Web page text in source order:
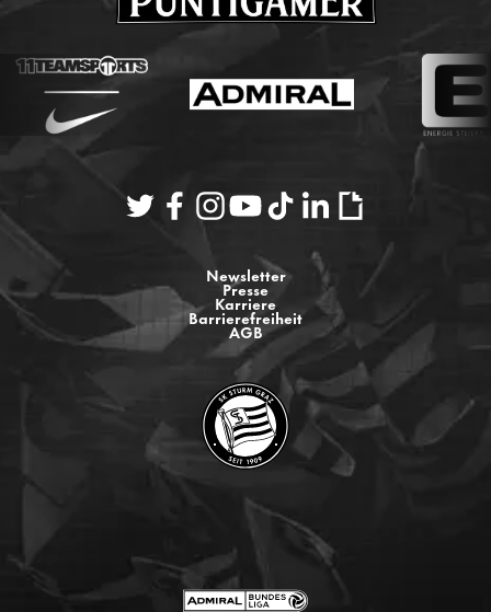
Newsletter
Presse
Karriere
Barrierefreiheit
AGB